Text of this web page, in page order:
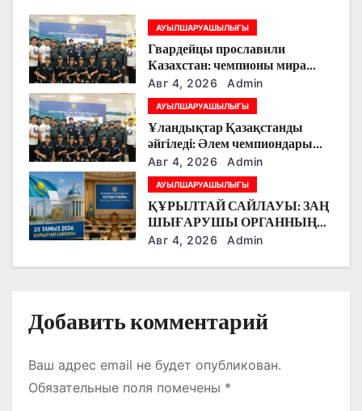
з
а
п
и
с
я
м
АУЫЛШАРУАШЫЛЫҒЫ
Гвардейцы прославили
Казахстан: чемпионы мира
вернулись на Родину
Авг 4, 2026 Admin
АУЫЛШАРУАШЫЛЫҒЫ
Ұландықтар Қазақстанды
әйгіледі: Әлем чемпиондары
елге оралды
Авг 4, 2026 Admin
АУЫЛШАРУАШЫЛЫҒЫ
ҚҰРЫЛТАЙ САЙЛАУЫ: ЗАҢ
ШЫҒАРУШЫ ОРГАННЫҢ
ЖАҢА КЕЗЕҢІ
Авг 4, 2026 Admin
Добавить комментарий
Ваш адрес email не будет опубликован.
Обязательные поля помечены *